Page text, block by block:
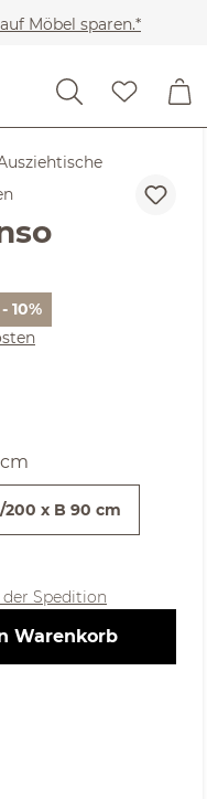
Möbel sparen.*
von 5 Sternen
- 10%
200 x B 90 cm
Spedition
den
Warenkorb